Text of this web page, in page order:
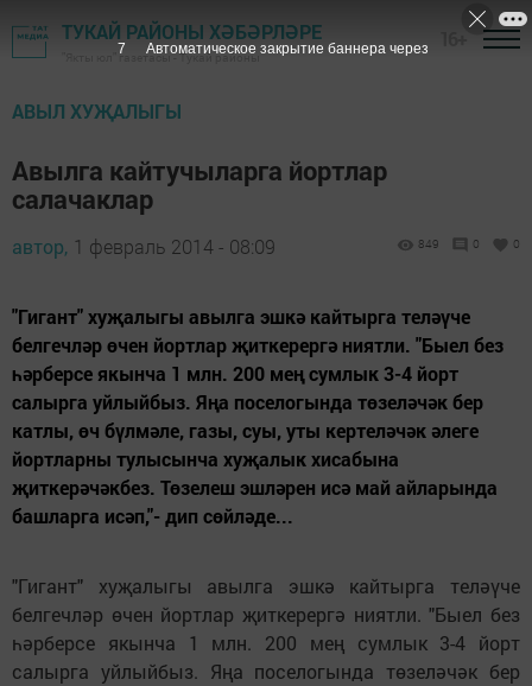
ТУКАЙ РАЙОНЫ ХӘБӘРЛӘРЕ
"Якты юл" газетасы - Тукай районы
АВЫЛ ХУҖАЛЫГЫ
Авылга кайтучыларга йортлар
салачаклар
автор, 1 февраль 2014 - 08:09 849 0 0
"Гигант" хуҗалыгы авылга эшкә кайтырга теләүче
белгечләр өчен йортлар җиткерергә ниятли. "Быел без
һәрберсе якынча 1 млн. 200 мең сумлык 3-4 йорт
салырга уйлыйбыз. Яңа поселогында төзеләчәк бер
катлы, өч бүлмәле, газы, суы, уты кертеләчәк әлеге
йортларны тулысынча хуҗалык хисабына
җиткерәчәкбез. Төзелеш эшләрен исә май айларында
башларга исәп,"- дип сөйләде...
"Гигант" хуҗалыгы авылга эшкә кайтырга теләүче
белгечләр өчен йортлар җиткерергә ниятли. "Быел без
һәрберсе якынча 1 млн. 200 мең сумлык 3-4 йорт
салырга уйлыйбыз. Яңа поселогында төзеләчәк бер
6 Автоматическое закрытие баннера через